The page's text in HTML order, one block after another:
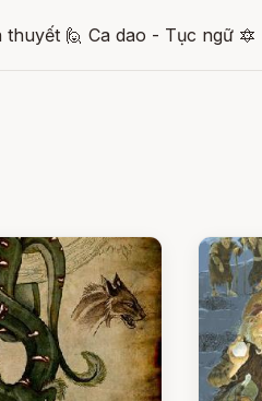
thuyết 🙋 Ca dao - Tục ngữ 🔯